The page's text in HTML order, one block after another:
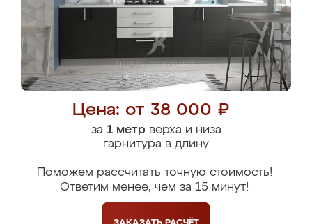
Цена: от 38 000 ₽
за 1 метрверха и низа
гарнитура в длину
Поможем рассчитать точную стоимость!
Ответим менее, чем за 15 минут!